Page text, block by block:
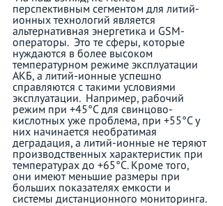
перспективным сегментом для литий-
ионных технологий является
альтернативная энергетика и GSM-
операторы.  Это те сферы, которые
нуждаются в более высоком
температурном режиме эксплуатации
АКБ, а литий-ионные успешно
справляются с такими условиями
эксплуатации.  Например, рабочий
режим при +45°C для свинцово-
кислотных уже проблема, при +55°C у
них начинается необратимая
деградация, а литий-ионные не теряют
производственных характеристик при
температурах до +65°C. Кроме того,
они имеют меньшие размеры при
больших показателях емкости и
системы дистанционного мониторинга.